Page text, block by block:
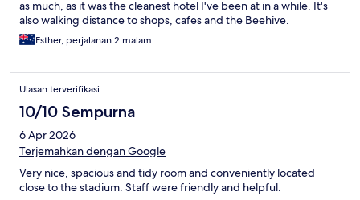
as much, as it was the cleanest hotel I've been at in a while. It's
also walking distance to shops, cafes and the Beehive.
Esther, perjalanan 2 malam
Ulasan terverifikasi
10/10 Sempurna
6 Apr 2026
Terjemahkan dengan Google
Very nice, spacious and tidy room and conveniently located
close to the stadium. Staff were friendly and helpful.